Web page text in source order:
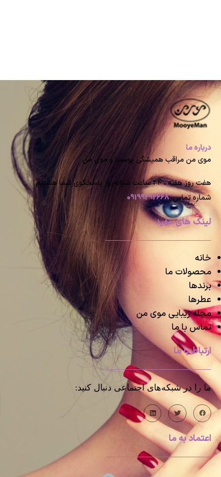
درباره ما
موی من مراقب همیشگی پوست و موی من
هفت روز هفته ، ۲۴ ساعت شبانه‌روز پاسخگوی شما هستیم
شماره تماس:09199292668
لینک های مفید
خانه
محصولات ما
برندها
عطرها
مجله زیبایی موی من
تماس با ما
ارتباط با ما
ما را در شبکه‌های اجتماعی دنبال کنید:
اعتماد به ما